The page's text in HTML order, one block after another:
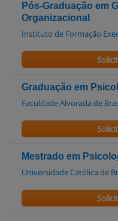
Pós-Graduação em
Organizacional
Instituto de Formação
Graduação em
Faculdade Alvorada de
Mestrado em
Universidade Católica de